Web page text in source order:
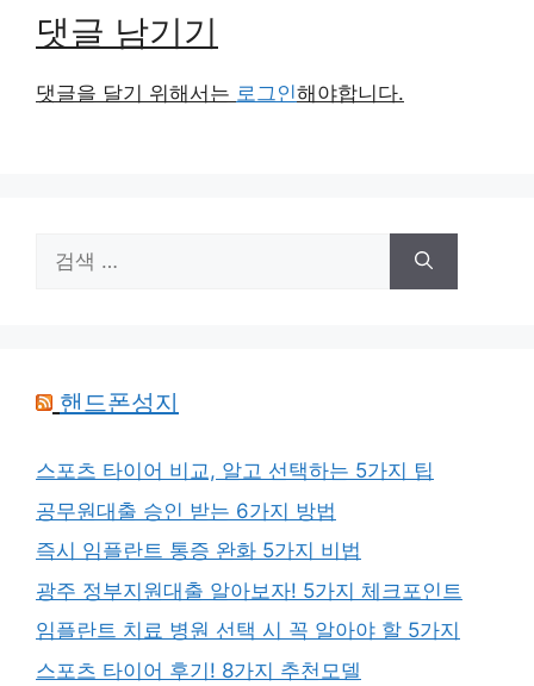
댓글 남기기
댓글을 달기 위해서는 로그인해야합니다.
색:
핸드폰성지
스포츠 타이어 비교, 알고 선택하는 5가지 팁
공무원대출 승인 받는 6가지 방법
즉시 임플란트 통증 완화 5가지 비법
광주 정부지원대출 알아보자! 5가지 체크포인트
임플란트 치료 병원 선택 시 꼭 알아야 할 5가지
스포츠 타이어 후기! 8가지 추천모델